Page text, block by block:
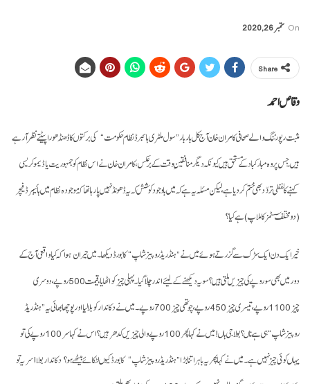
On ستمبر 26, 2020
Share
وقاص احمد
مثبت رپورٹنگ والے صحافی کامران خان آج کل بار بار”سول ملٹری ہائبرڈ نظام حکومت“ کی برکتوں کا ڈھنڈھورا پیٹتے نظر آرہے
ہیں۔ جس پر وہ مبارکباد کے مستحق ہیں کیونکہ دیگر منافقینِ وقت کے برعکس، کامران خان نے اس نظام کو جمہوریت یا ڈیموکریسی
کہنے کا لفظی تردّد بھی ختم کردیا ہے، لیکن مسئلہ یہ ہے کہ میں باوجود کوشش کہ یہ ڈھونڈ نہیں پا رہا تھا کہ موجودہ نظام میں ہائیبرڈ فیچر
(دو مختلف سسٹمز کا ملاپ) ہے کیا؟
خیر ایک دن ایک سڑک سے گزرتے ہوئے میں نے ”ہنڈریڈ روپیز شاپ“ کا بورڈ دیکھا۔ میں حیران ہوا کہ کیا واقعی آج کے
دور میں بھی سو روپے کی چیزیں ملتی ہیں؟ سو یہ دیکھنے کے لیئے اندر چلا گیا۔ پہلی چیز کو اٹھایا، قیمت 500 روپے، دوسری
چیز 1100 روپے، تیسری چیز 450 روپے، چوتھی چیز 700 روپے۔ میں نے دکاندار کو بلا لیا اور پوچھا بھائی یہ ”ہنڈریڈ
روپیز شاپ“ ہی ہے ناں؟ بولا جی ہاں! میں نے کہا پھر 100 روپے والی چیزیں کدھر ہیں؟ اس نے کہا سر 100 روپے کی تو
یہاں کوئی چیز نہیں ہے۔ میں نے کہا پھر یہ باہر اتنا بڑا ”ہنڈریڈ روپیز شاپ“ کا بورڈ کیوں لٹکائے بیٹھے ہو؟ دکاندار بولا! سر یہ تو